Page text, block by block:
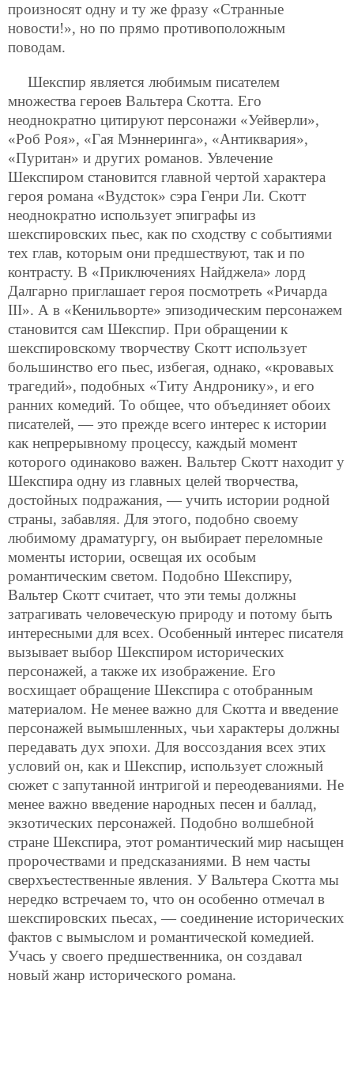
произносят одну и ту же фразу «Странные
новости!», но по прямо противоположным
поводам.
Шекспир является любимым писателем
множества героев Вальтера Скотта. Его
неоднократно цитируют персонажи «Уейверли»,
«Роб Роя», «Гая Мэннеринга», «Антиквария»,
«Пуритан» и других романов. Увлечение
Шекспиром становится главной чертой характера
героя романа «Вудсток» сэра Генри Ли. Скотт
неоднократно использует эпиграфы из
шекспировских пьес, как по сходству с событиями
тех глав, которым они предшествуют, так и по
контрасту. В «Приключениях Найджела» лорд
Далгарно приглашает героя посмотреть «Ричарда
III». А в «Кенильворте» эпизодическим персонажем
становится сам Шекспир. При обращении к
шекспировскому творчеству Скотт использует
большинство его пьес, избегая, однако, «кровавых
трагедий», подобных «Титу Андронику», и его
ранних комедий. То общее, что объединяет обоих
писателей, — это прежде всего интерес к истории
как непрерывному процессу, каждый момент
которого одинаково важен. Вальтер Скотт находит у
Шекспира одну из главных целей творчества,
достойных подражания, — учить истории родной
страны, забавляя. Для этого, подобно своему
любимому драматургу, он выбирает переломные
моменты истории, освещая их особым
романтическим светом. Подобно Шекспиру,
Вальтер Скотт считает, что эти темы должны
затрагивать человеческую природу и потому быть
интересными для всех. Особенный интерес писателя
вызывает выбор Шекспиром исторических
персонажей, а также их изображение. Его
восхищает обращение Шекспира с отобранным
материалом. Не менее важно для Скотта и введение
персонажей вымышленных, чьи характеры должны
передавать дух эпохи. Для воссоздания всех этих
условий он, как и Шекспир, использует сложный
сюжет с запутанной интригой и переодеваниями. Не
менее важно введение народных песен и баллад,
экзотических персонажей. Подобно волшебной
стране Шекспира, этот романтический мир насыщен
пророчествами и предсказаниями. В нем часты
сверхъестественные явления. У Вальтера Скотта мы
нередко встречаем то, что он особенно отмечал в
шекспировских пьесах, — соединение исторических
фактов с вымыслом и романтической комедией.
Учась у своего предшественника, он создавал
новый жанр исторического романа.